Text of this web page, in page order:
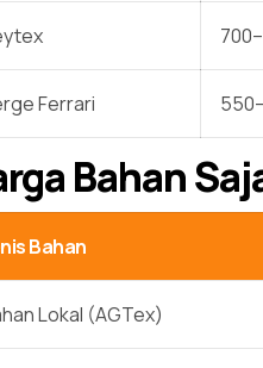
Ferrari
Bahan
Bahan
Lokal (AGTex)